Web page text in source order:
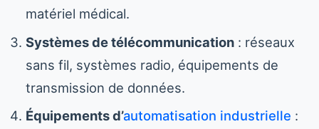
matériel médical.
Systèmes de télécommunication : réseaux
sans fil, systèmes radio, équipements de
transmission de données.
Équipements d’automatisation industrielle :